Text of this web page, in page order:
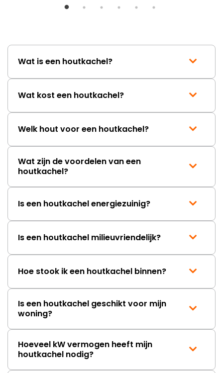
Wat is een houtkachel?
Wat kost een houtkachel?
Welk hout voor een houtkachel?
Wat zijn de voordelen van een
houtkachel?
Is een houtkachel energiezuinig?
Is een houtkachel milieuvriendelijk?
Hoe stook ik een houtkachel binnen?
Is een houtkachel geschikt voor mijn
woning?
Hoeveel kW vermogen heeft mijn
houtkachel nodig?